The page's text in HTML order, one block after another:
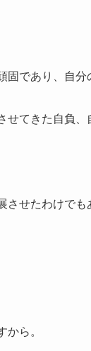
であり、自分
てきた自負、
せたわけで
から。